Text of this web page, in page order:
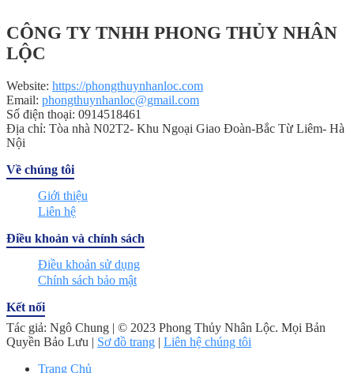
CÔNG TY TNHH PHONG THỦY NHÂN
LỘC
Website: https://phongthuynhanloc.com
Email: phongthuynhanloc@gmail.com
Số điện thoại: 0914518461
Địa chỉ: Tòa nhà N02T2- Khu Ngoại Giao Đoàn-Bắc Từ Liêm- Hà
Nội
Về chúng tôi
Giới thiệu
Liên hệ
Điều khoản và chính sách
Điều khoản sử dụng
Chính sách bảo mật
Kết nối
Tác giả: Ngô Chung | © 2023 Phong Thủy Nhân Lộc. Mọi Bản
Quyền Bảo Lưu | Sơ đồ trang | Liên hệ chúng tôi
Trang Chủ